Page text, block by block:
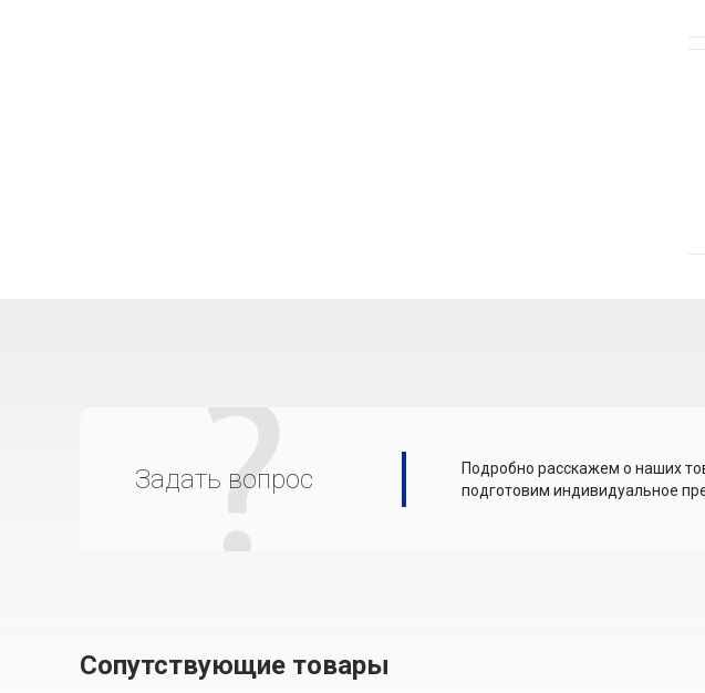
Задать вопрос
Подробно расскажем о наших
подготовим индивидуальное
Сопутствующие товары